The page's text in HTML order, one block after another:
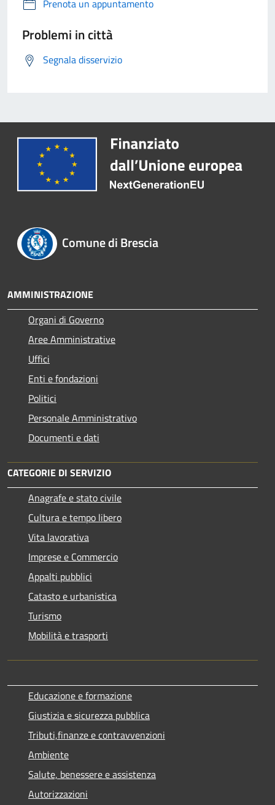
Prenota un appuntamento
Problemi in città
Segnala disservizio
Comune di Brescia
AMMINISTRAZIONE
Organi di Governo
Aree Amministrative
Uffici
Enti e fondazioni
Politici
Personale Amministrativo
Documenti e dati
CATEGORIE DI SERVIZIO
Anagrafe e stato civile
Cultura e tempo libero
Vita lavorativa
Imprese e Commercio
Appalti pubblici
Catasto e urbanistica
Turismo
Mobilità e trasporti
Educazione e formazione
Giustizia e sicurezza pubblica
Tributi,finanze e contravvenzioni
Ambiente
Salute, benessere e assistenza
Autorizzazioni